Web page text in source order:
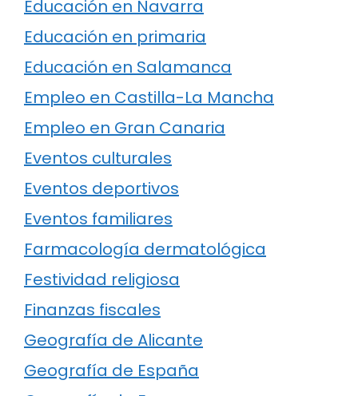
Educación en Navarra
Educación en primaria
Educación en Salamanca
Empleo en Castilla-La Mancha
Empleo en Gran Canaria
Eventos culturales
Eventos deportivos
Eventos familiares
Farmacología dermatológica
Festividad religiosa
Finanzas fiscales
Geografía de Alicante
Geografía de España